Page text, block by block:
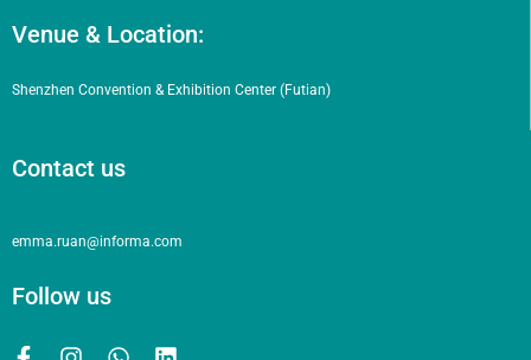
Venue & Location:
Shenzhen Convention & Exhibition Center (Futian)
Contact us
emma.ruan@informa.com
Follow us